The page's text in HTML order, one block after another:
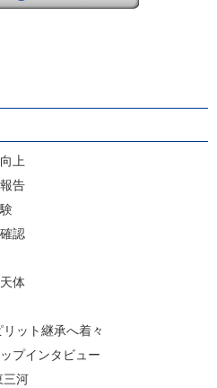
上
告
認
体
ット継承へ着々
プインタビュー
三河